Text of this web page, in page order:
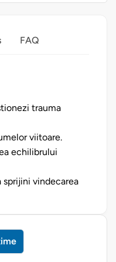
FAQ
trauma
viitoare.
echilibrului
vindecarea